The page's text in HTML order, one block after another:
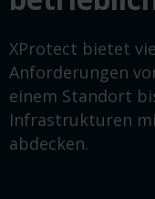
XProtect bietet
Anforderungen
einem Standort
Infrastrukturen
abdecken.